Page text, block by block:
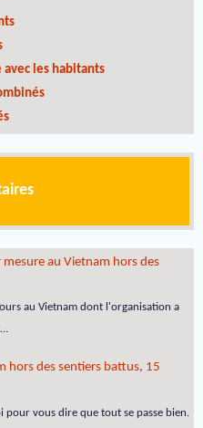
les habitants
mesure au Vietnam hors des
au Vietnam dont l'organisation a
hors des sentiers battus, 15
pour vous dire que tout se passe bien.